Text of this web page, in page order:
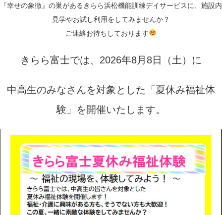
『幸せの象徴』の巣があるきらら浜松機能訓練デイサービスに、施設内
見学やお試し利用をしてみませんか？
ご連絡お待ちしております
きらら富士では、2026年8月8日（土）に
中高生のみなさんを対象とした「夏休み福祉体
験」を開催いたします。